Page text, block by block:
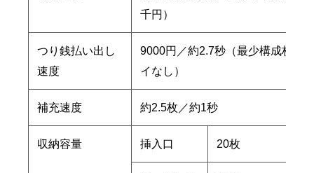
千円）
つり銭払い出し
速度
9000円／約2.7秒（最少構成枚数
イなし）
補充速度 約2.5枚／約1秒
収納容量 挿入口 20枚